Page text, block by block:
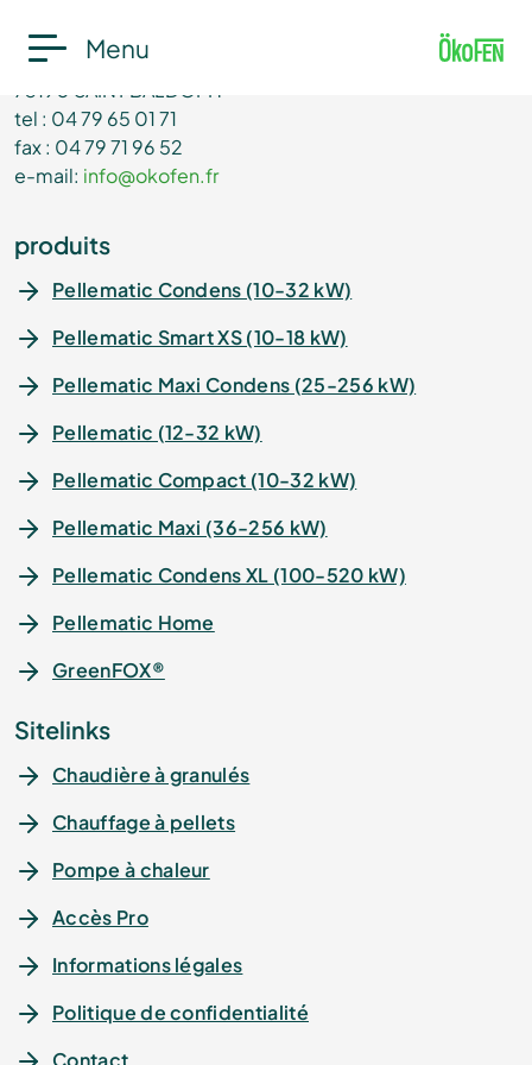
Menu
95 Impasse de la Roselière - Z.I. du Terraillet
73190 SAINT BALDOPH
tel : 04 79 65 01 71
fax : 04 79 71 96 52
e-mail: info@okofen.fr
produits
Pellematic Condens (10-32 kW)
Pellematic Smart XS (10-18 kW)
Pellematic Maxi Condens (25-256 kW)
Pellematic (12-32 kW)
Pellematic Compact (10-32 kW)
Pellematic Maxi (36-256 kW)
Pellematic Condens XL (100-520 kW)
Pellematic Home
GreenFOX®
Sitelinks
Chaudière à granulés
Chauffage à pellets
Pompe à chaleur
Accès Pro
Informations légales
Politique de confidentialité
Contact